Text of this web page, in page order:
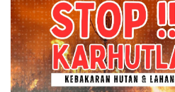
Politik
Daerah